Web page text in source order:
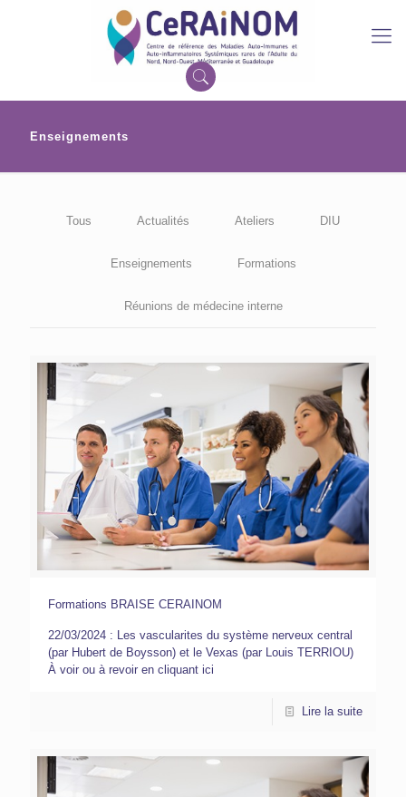
Enseignements
Tous Actualités Ateliers DIU
Enseignements Formations
Réunions de médecine interne
Formations BRAISE CERAINOM
22/03/2024 : Les vascularites du système nerveux central
(par Hubert de Boysson) et le Vexas (par Louis TERRIOU)
À voir ou à revoir en cliquant ici
Lire la suite